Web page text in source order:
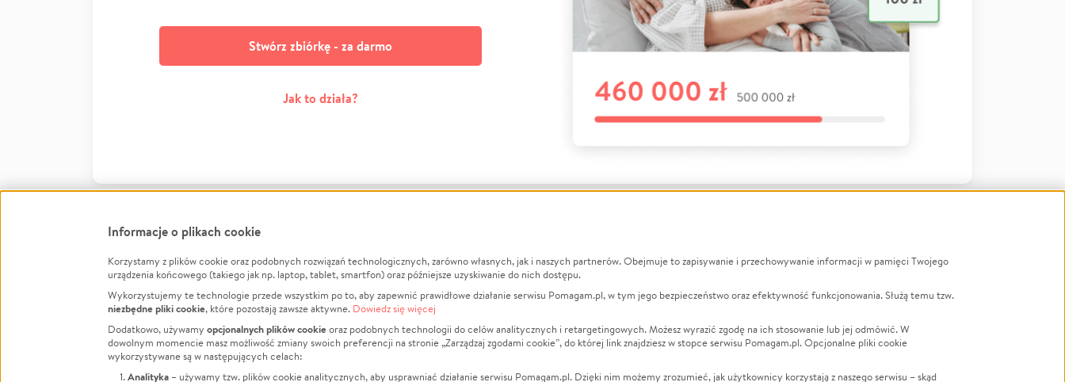
Stwórz zbiórkę - za darmo
Jak to działa?
FacebookTwitter Instagram
LinkedInTikTok Youtube
Informacje
Jak to działa?
Regulamin
Polityka Prywatności
O nas
Opinie
Raporty
Za darmo
Zbieraj na
Leczenie
Zwierzęta
Pożar
LGBTQ+
Powódź
Wichura
Informacje o plikach cookie
Korzystamy z plików cookie oraz podobnych rozwiązań technologicznych, zarówno własnych, jak i naszych partnerów. Obejmuje to zapisywanie i przechowywanie informacji w pamięci Twojego
urządzenia końcowego (takiego jak np. laptop, tablet, smartfon) oraz późniejsze uzyskiwanie do nich dostępu.
Wykorzystujemy te technologie przede wszystkim po to, aby zapewnić prawidłowe działanie serwisu Pomagam.pl, w tym jego bezpieczeństwo oraz efektywność funkcjonowania. Służą temu tzw.
niezbędne pliki cookie, które pozostają zawsze aktywne. Dowiedz się więcej
Dodatkowo, używamy opcjonalnych plików cookieoraz podobnych technologii do celów analitycznych i retargetingowych. Możesz wyrazić zgodę na ich stosowanie lub jej odmówić. W
dowolnym momencie masz możliwość zmiany swoich preferencji na stronie „Zarządzaj zgodami cookie”, do której link znajdziesz w stopce serwisu Pomagam.pl. Opcjonalne pliki cookie
wykorzystywane są w następujących celach:
Analityka – używamy tzw. plików cookie analitycznych, aby usprawniać działanie serwisu Pomagam.pl. Dzięki nim możemy zrozumieć, jak użytkownicy korzystają z naszego serwisu – skąd